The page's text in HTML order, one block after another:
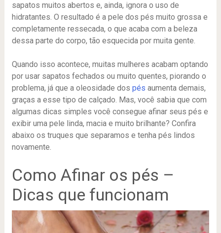
sapatos muitos abertos e, ainda, ignora o uso de
hidratantes. O resultado é a pele dos pés muito grossa e
completamente ressecada, o que acaba com a beleza
dessa parte do corpo, tão esquecida por muita gente.
Quando isso acontece, muitas mulheres acabam optando
por usar sapatos fechados ou muito quentes, piorando o
problema, já que a oleosidade dos pés aumenta demais,
graças a esse tipo de calçado. Mas, você sabia que com
algumas dicas simples você consegue afinar seus pés e
exibir uma pele linda, macia e muito brilhante? Confira
abaixo os truques que separamos e tenha pés lindos
novamente.
Como Afinar os pés –
Dicas que funcionam